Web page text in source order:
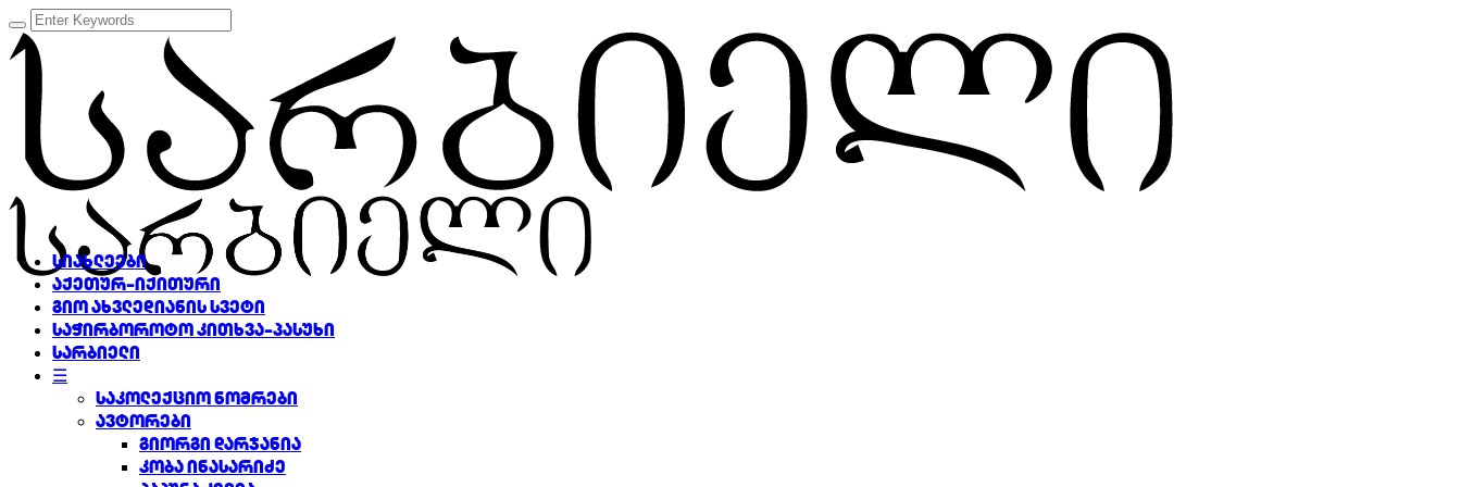
სიახლეები
აქეთურ-იქითური
გიო ახვლედიანის სვეტი
საჭირბოროტო კითხვა-პასუხი
სარბიელი
☰
საკოლექციო ნომრები
ავტორები
გიორგი დარჯანია
კობა ინასარიძე